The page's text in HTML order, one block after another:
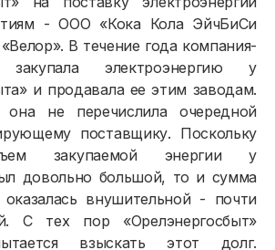
- ООО «Кока Кола ЭйчБиСи
В течение года компания-
закупала электроэнергию у
и продавала ее этим заводам.
не перечислила очередной
поставщику. Поскольку
закупаемой энергии у
довольно большой, то и сумма
внушительной - почти
С тех пор «Орелэнергосбыт»
взыскать этот долг.